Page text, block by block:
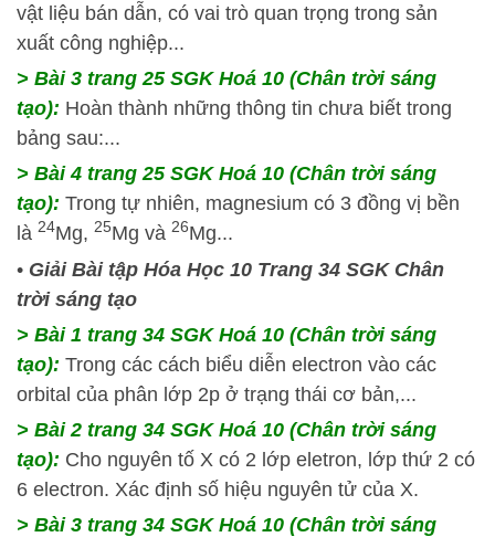
vật liệu bán dẫn, có vai trò quan trọng trong sản
xuất công nghiệp...
> Bài 3 trang 25 SGK Hoá 10 (Chân trời sáng
tạo): Hoàn thành những thông tin chưa biết trong
bảng sau:...
> Bài 4 trang 25 SGK Hoá 10 (Chân trời sáng
tạo): Trong tự nhiên, magnesium có 3 đồng vị bền
là 24Mg, 25Mg và 26Mg...
• Giải Bài tập Hóa Học 10 Trang 34 SGK Chân
trời sáng tạo
> Bài 1 trang 34 SGK Hoá 10 (Chân trời sáng
tạo): Trong các cách biểu diễn electron vào các
orbital của phân lớp 2p ở trạng thái cơ bản,...
> Bài 2 trang 34 SGK Hoá 10 (Chân trời sáng
tạo): Cho nguyên tố X có 2 lớp eletron, lớp thứ 2 có
6 electron. Xác định số hiệu nguyên tử của X.
> Bài 3 trang 34 SGK Hoá 10 (Chân trời sáng